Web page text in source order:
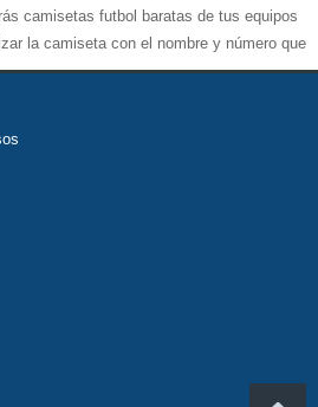
camisetas futbol baratas de tus equipos
la camiseta con el nombre y número que
de futbol replicasson de máxima calidad
convencidos que quedarás muy satisfecho
un tejido transpirable por lo que te
para animar a tu equipo
para conseguirtela lo más barata